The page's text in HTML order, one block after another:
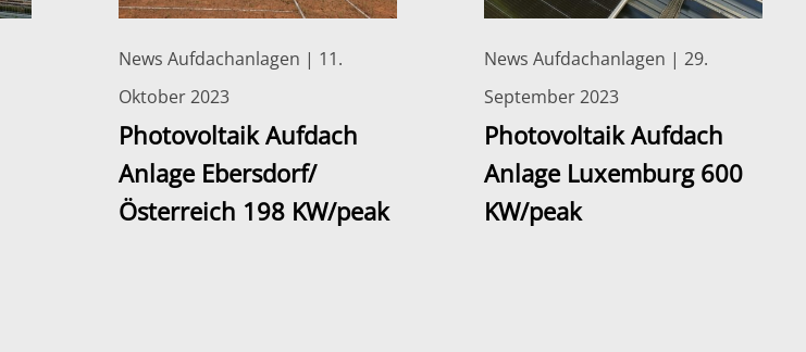
News Aufdachanlagen | 11.
Oktober 2023
Photovoltaik Aufdach
Anlage Ebersdorf/
Österreich 198 KW/peak
News Aufdachanlagen | 29.
September 2023
Photovoltaik Aufdach
Anlage Luxemburg 600
KW/peak